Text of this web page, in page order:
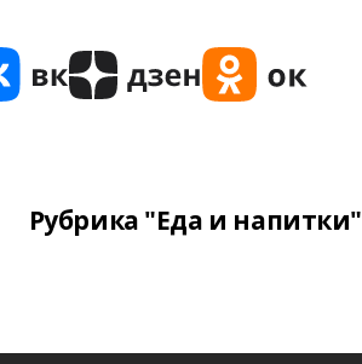
Рубрика "Еда и напитки"